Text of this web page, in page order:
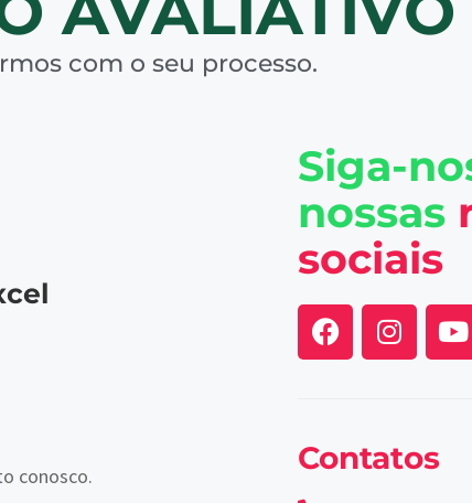
com o seu processo.
conosco.
Siga-
nossas
sociais
Contatos